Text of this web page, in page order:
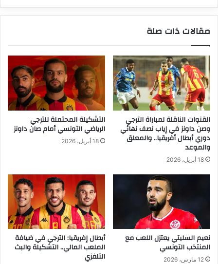
مقالات ذات صلة
القنوات الناقلة لمباراة الترجي
وصن داونز في إياب نصف نهائي
دوري أبطال أفريقيا.. والمعلق
والموعد
18 أبريل، 2026
التشكيلة المحتملة للترجي
الرياضي التونسي أمام صان داونز
18 أبريل، 2026
نعيم السليتي يعتزل اللعب مع
المنتخب التونسي
12 مارس، 2026
أبطال إفريقيا: الترجي في ضيافة
الملعب المالي.. التشكيلة والبث
التلفزي